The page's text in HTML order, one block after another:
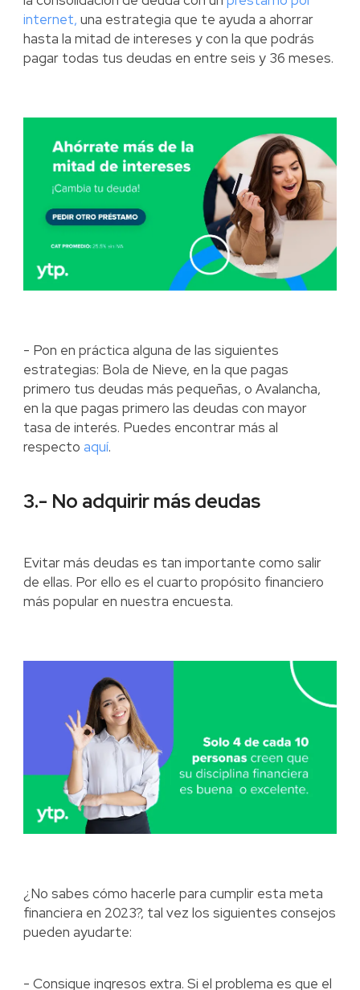
internet, una estrategia que te ayuda a ahorrar
hasta la mitad de intereses y con la que podrás
pagar todas tus deudas en entre seis y 36 meses.
- Pon en práctica alguna de las siguientes
estrategias: Bola de Nieve, en la que pagas
primero tus deudas más pequeñas, o Avalancha,
en la que pagas primero las deudas con mayor
tasa de interés. Puedes encontrar más al
respecto aquí.
3.- No adquirir más deudas
Evitar más deudas es tan importante como salir
de ellas. Por ello es el cuarto propósito financiero
más popular en nuestra encuesta.
¿No sabes cómo hacerle para cumplir esta meta
financiera en 2023?, tal vez los siguientes consejos
pueden ayudarte:
- Consigue ingresos extra. Si el problema es que el